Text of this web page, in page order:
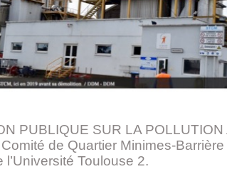
PUBLIQUE SUR LA POLLUTION
de Quartier Minimes-Barrière
Toulouse 2.